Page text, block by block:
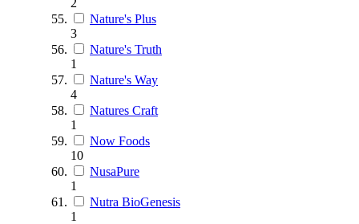
Nature's Plus
3
Nature's Truth
1
Nature's Way
4
Natures Craft
1
Now Foods
10
NusaPure
1
Nutra BioGenesis
1